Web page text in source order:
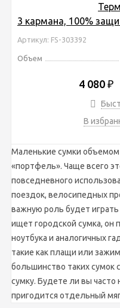
3 кармана, 100%
Артикул: FS-303392
Объем
4 080 ₽
В
Маленькие сумки
«портфель». Чаще всего
повседневного
поездок, велосипедных
важную роль будет
ищет городской сумка, он
ноутбука и аналогичных
такие как плащи или
большинство таких сумок
сумку. Будете ли вы часто
пригодится отдельный